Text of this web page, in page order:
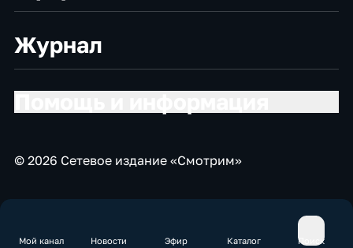
Мой канал Новости Эфир Каталог Поиск
Журнал
© 2026 Сетевое издание «Смотрим»